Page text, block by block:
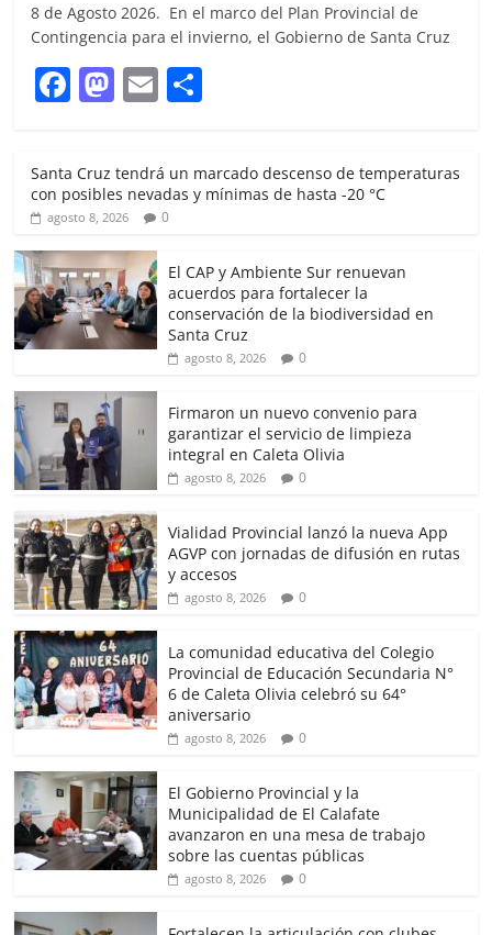
8 de Agosto 2026. En el marco del Plan Provincial de
Contingencia para el invierno, el Gobierno de Santa Cruz
F
e
b
o
o
k
M
o
d
o
n
E
l e
Santa Cruz tendrá un marcado descenso de temperaturas
con posibles nevadas y mínimas de hasta -20 °C
agosto 8, 2026 0
El CAP y Ambiente Sur renuevan
acuerdos para fortalecer la
conservación de la biodiversidad en
Santa Cruz
agosto 8, 2026 0
Firmaron un nuevo convenio para
garantizar el servicio de limpieza
integral en Caleta Olivia
agosto 8, 2026 0
Vialidad Provincial lanzó la nueva App
AGVP con jornadas de difusión en rutas
y accesos
agosto 8, 2026 0
La comunidad educativa del Colegio
Provincial de Educación Secundaria N°
6 de Caleta Olivia celebró su 64°
aniversario
agosto 8, 2026 0
El Gobierno Provincial y la
Municipalidad de El Calafate
avanzaron en una mesa de trabajo
sobre las cuentas públicas
agosto 8, 2026 0